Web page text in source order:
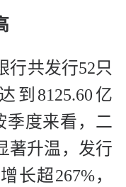
行共发行52只
到8125.60亿
季度来看，二
著升温，发行
长超267%，